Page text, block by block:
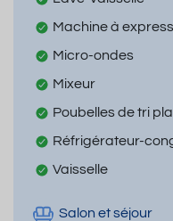
Machine à
Micro-ondes
Mixeur
Poubelles de tri
Réfrigérateur-
Vaisselle
Salon et séjour